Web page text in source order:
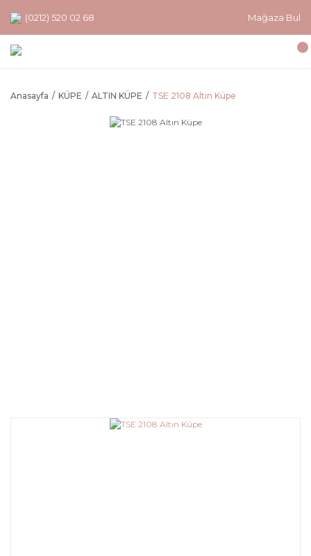
(0212) 520 02 68 Mağaza Bul
Anasayfa KÜPE ALTIN KÜPE TSE 2108 Altın Küpe